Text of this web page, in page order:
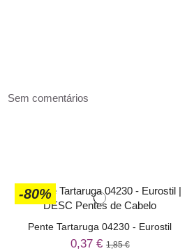
Sem comentários
-80%
Pente Tartaruga 04230 - Eurostil
0,37 € 1,85 €